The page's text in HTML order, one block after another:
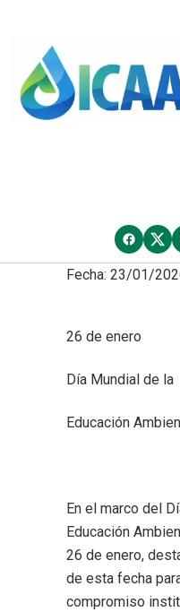
Fecha: 23/01/
26 de enero
Día Mundial de la
Educación
En el marco del
Educación
26 de enero,
de esta fecha
compromiso